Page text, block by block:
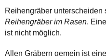
Reihengräber unterscheiden
Reihengräber im Rasen.
ist nicht möglich.
Allen Gräbern gemein ist